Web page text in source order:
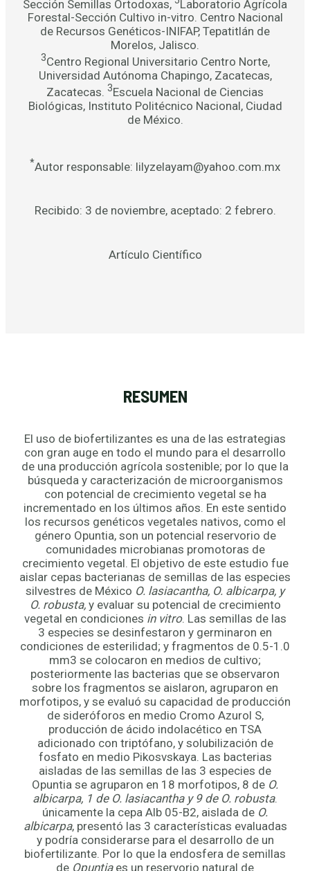
Sección Semillas Ortodoxas,
Laboratorio Agrícola
Forestal-Sección Cultivo in-vitro. Centro Nacional
de Recursos Genéticos-INIFAP, Tepatitlán de
Morelos, Jalisco.
3Centro Regional Universitario Centro Norte,
Universidad Autónoma Chapingo, Zacatecas,
Zacatecas. 3Escuela Nacional de Ciencias
Biológicas, Instituto Politécnico Nacional, Ciudad
de México.
*Autor responsable: lilyzelayam@yahoo.com.mx
Recibido: 3 de noviembre, aceptado: 2 febrero.
Artículo Científico
RESUMEN
El uso de biofertilizantes es una de las estrategias
con gran auge en todo el mundo para el desarrollo
de una producción agrícola sostenible; por lo que la
búsqueda y caracterización de microorganismos
con potencial de crecimiento vegetal se ha
incrementado en los últimos años. En este sentido
los recursos genéticos vegetales nativos, como el
género Opuntia, son un potencial reservorio de
comunidades microbianas promotoras de
crecimiento vegetal. El objetivo de este estudio fue
aislar cepas bacterianas de semillas de las especies
silvestres de México O. lasiacantha, O. albicarpa, y
O. robusta,y evaluar su potencial de crecimiento
vegetal en condiciones in vitro. Las semillas de las
3 especies se desinfestaron y germinaron en
condiciones de esterilidad; y fragmentos de 0.5-1.0
mm3 se colocaron en medios de cultivo;
posteriormente las bacterias que se observaron
sobre los fragmentos se aislaron, agruparon en
morfotipos, y se evaluó su capacidad de producción
de sideróforos en medio Cromo Azurol S,
producción de ácido indolacético en TSA
adicionado con triptófano, y solubilización de
fosfato en medio Pikosvskaya. Las bacterias
aisladas de las semillas de las 3 especies de
Opuntia se agruparon en 18 morfotipos, 8 de O.
albicarpa, 1 de O. lasiacantha y 9 de O. robusta.
únicamente la cepa Alb 05-B2, aislada de O.
albicarpa, presentó las 3 características evaluadas
y podría considerarse para el desarrollo de un
biofertilizante. Por lo que la endosfera de semillas
de Opuntiaes un reservorio natural de